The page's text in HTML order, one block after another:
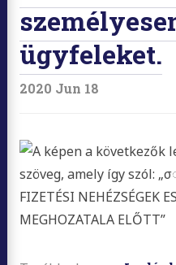
ügyfeleket.
2020 Jun 18